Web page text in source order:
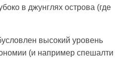
в джунглях острова (где
высокий уровень
(и например спешалти